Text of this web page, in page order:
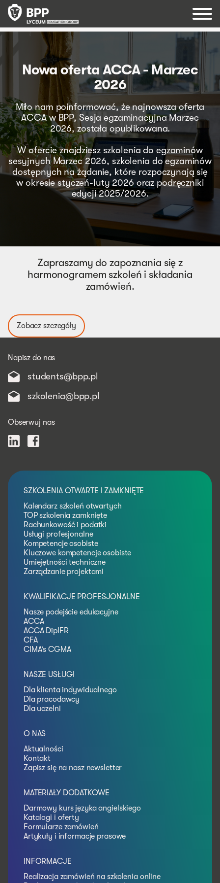
Dla klienta indywidualnego
Dla pracodawcy
Dla uczelni
Nasze podejście edukacyjne
ACCA
ACCA DipIFR
CFA
CIMA’s CGMA
SZKOLENIA ZAMKNIĘTE
KALENDARZ SZKOLEŃ OTWARTYCH
Rachunkowość, finanse i podatki
Kluczowe kompetencje osobiste
Usługi profesjonalne
Umiejętności techniczne
Darmowy kurs języka angielskiego
Katalogi i oferty
Formularze zamówień
Artykuły i informacje prasowe
Kontakt
Nowa oferta ACCA - Marzec
2026
Miło nam poinformować, że najnowsza oferta
ACCA w BPP, Sesja egzaminacyjna Marzec
2026, została opublikowana.
W ofercie znajdziesz szkolenia do egzaminów
sesyjnych Marzec 2026, szkolenia do egzaminów
dostępnych na żądanie, które rozpoczynają się
w okresie styczeń-luty 2026 oraz podręczniki
edycji 2025/2026.
Zapraszamy do zapoznania się z
harmonogramem szkoleń i składania
zamówień.
Zobacz szczegóły
Napisz do nas
students@bpp.pl
szkolenia@bpp.pl
Obserwuj nas
SZKOLENIA OTWARTE I ZAMKNIĘTE
Kalendarz szkoleń otwartych
TOP szkolenia zamknięte
Rachunkowość i podatki
Usługi profesjonalne
Kompetencje osobiste
Kluczowe kompetencje osobiste
Umiejętności techniczne
Zarządzanie projektami
KWALIFIKACJE PROFESJONALNE
Nasze podejście edukacyjne
ACCA
ACCA DipIFR
CFA
CIMA’s CGMA
NASZE USŁUGI
Dla klienta indywidualnego
Dla pracodawcy
Dla uczelni
O NAS
Aktualności
Kontakt
Zapisz się na nasz newsletter
MATERIAŁY DODATKOWE
Darmowy kurs języka angielskiego
Katalogi i oferty
Formularze zamówień
Artykuły i informacje prasowe
INFORMACJE
Realizacja zamówień na szkolenia online